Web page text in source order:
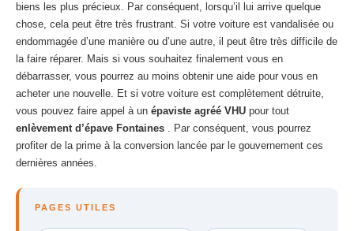
biens les plus précieux. Par conséquent, lorsqu’il lui arrive quelque
chose, cela peut être très frustrant. Si votre voiture est vandalisée ou
endommagée d’une manière ou d’une autre, il peut être très difficile de
la faire réparer. Mais si vous souhaitez finalement vous en
débarrasser, vous pourrez au moins obtenir une aide pour vous en
acheter une nouvelle. Et si votre voiture est complètement détruite,
vous pouvez faire appel à un épaviste agréé VHU pour tout
enlèvement d’épave Fontaines . Par conséquent, vous pourrez
profiter de la prime à la conversion lancée par le gouvernement ces
dernières années.
PAGES UTILES